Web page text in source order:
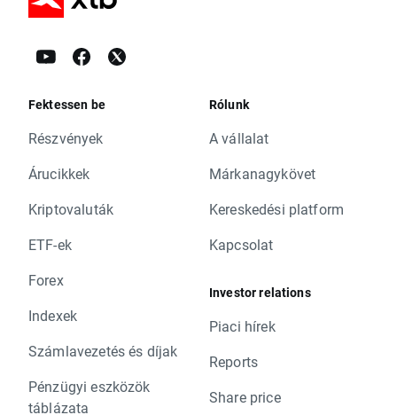
Fektessen be
Részvények
Árucikkek
Kriptovaluták
ETF-ek
Forex
Indexek
Számlavezetés és díjak
Pénzügyi eszközök
táblázata
Rólunk
A vállalat
Márkanagykövet
Kereskedési platform
Kapcsolat
Investor relations
Piaci hírek
Reports
Share price